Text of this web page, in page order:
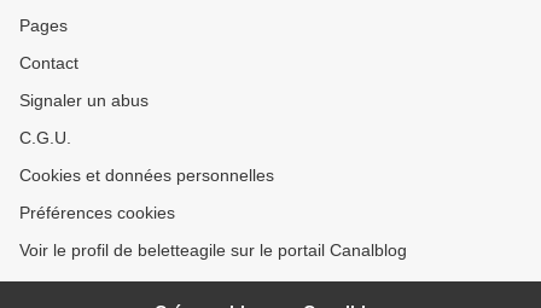
Pages
Contact
Signaler un abus
C.G.U.
Cookies et données personnelles
Préférences cookies
Voir le profil de beletteagile sur le portail Canalblog